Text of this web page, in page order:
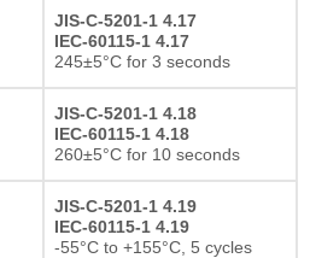
JIS-C-5201-1 4.17
IEC-60115-1 4.17
245±5°C for 3 seconds
JIS-C-5201-1 4.18
IEC-60115-1 4.18
260±5°C for 10 seconds
JIS-C-5201-1 4.19
IEC-60115-1 4.19
-55°C to +155°C, 5 cycles